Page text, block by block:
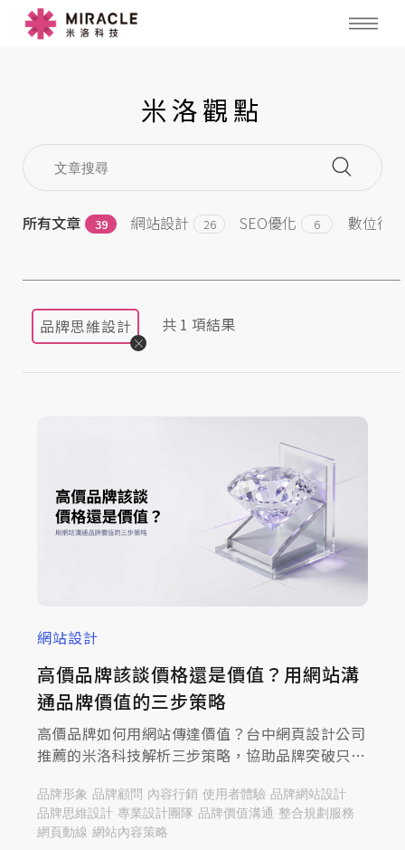
米洛觀點
所有文章 39 網站設計 26 SEO優化 6 數位行銷
品牌思維設計 共 1 項結果
網站設計
高價品牌該談價格還是價值？用網站溝
通品牌價值的三步策略
高價品牌如何用網站傳達價值？台中網頁設計公司
推薦的米洛科技解析三步策略，協助品牌突破只談
品牌形象 品牌顧問 內容行銷 使用者體驗 品牌網站設計
品牌思維設計 專業設計團隊 品牌價值溝通 整合規劃服務
網頁動線 網站內容策略